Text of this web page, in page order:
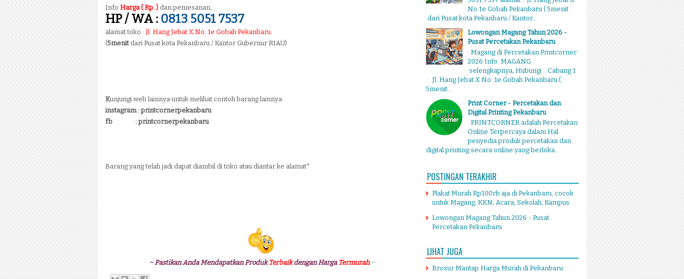
Info Harga ( Rp. ) dan pemesanan,
HP / WA : 0813 5051 7537
alamat toko : Jl. Hang Jebat X No. 1e Gobah Pekanbaru
(5menitdari Pusat kota Pekanbaru / Kantor Gubernur RIAU)
Kunjungi web lainnya untuk melihat contoh barang lainnya:
instagram : printcornerpekanbaru
fb : printcornerpekanbaru
Barang yang telah jadi dapat diambil di toko atau diantar ke alamat*
~ Pastikan Anda Mendapatkan ProdukTerbaikdengan Harga Termurah~
No.1e Gobah Pekanbaru ( 5menit
dari Pusat kota Pekanbaru / Kantor...
Lowongan Magang Tahun 2026 -
Pusat Percetakan Pekanbaru
Magang di Percetakan Printcorner
2026 Info MAGANG
selengkapnya, Hubungi : Cabang 1
: Jl. Hang Jebat X No. 1e Gobah Pekanbaru (
5menit...
Print Corner - Percetakan dan
Digital Printing Pekanbaru
PRINTCORNER adalah Percetakan
Online Terpercaya dalam Hal
penyedia produk percetakan dan
digital printing secara online yang berloka...
POSTINGAN TERAKHIR
Plakat Murah Rp100rb aja di Pekanbaru, cocok
untuk Magang, KKN, Acara, Sekolah, Kampus
Lowongan Magang Tahun 2026 - Pusat
Percetakan Pekanbaru
LIHAT JUGA
Brosur Mantap Harga Murah di Pekanbaru